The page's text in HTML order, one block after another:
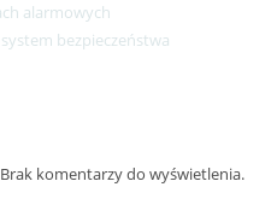
alarmowych
bezpieczeństwa
Brak komentarzy do wyświetlenia.